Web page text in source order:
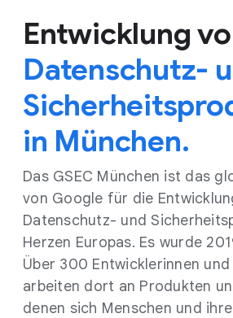
Entwicklung
Datenschutz-
in München.
Das GSEC München ist das
von Google für die
Datenschutz- und
Herzen Europas. Es wurde
Über 300 Entwicklerinnen
arbeiten dort an Produkten
denen sich Menschen und